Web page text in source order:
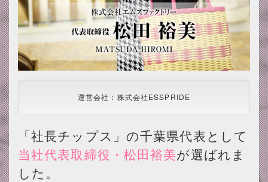
運営会社：株式会社ESSPRIDE
「社長チップス」の千葉県代表として
当社代表取締役・松田裕美が選ばれま
した。